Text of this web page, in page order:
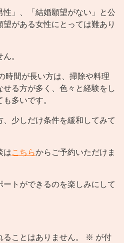
性」、「結婚願望がない」と公
がある女性にとっては難あり
。
時間が長い方は、掃除や料理
る方が多く、色々と経験をし
多いです。
少しだけ条件を緩和してみて
はこちらからご予約いただけま
トができるのを楽しみにして
ことはありません。 ※ が付